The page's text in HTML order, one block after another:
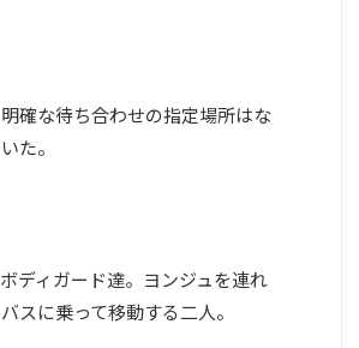
確な待ち合わせの指定場所はな
た。
ディガード達。ヨンジュを連れ
に乗って移動する二人。